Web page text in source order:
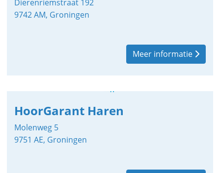
Dierenriemstraat 192
9742 AM, Groningen
Meer informatie
HoorGarant Haren
Molenweg 5
9751 AE, Groningen